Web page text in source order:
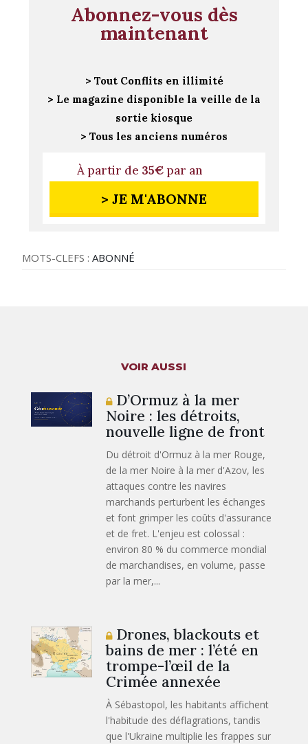
Abonnez-vous dès
maintenant
> Tout Conflits en illimité
> Le magazine disponible la veille de la
sortie kiosque
> Tous les anciens numéros
À partir de 35€par an
> JE M'ABONNE
MOTS-CLEFS :ABONNÉ
VOIR AUSSI
D’Ormuz à la mer
Noire : les détroits,
nouvelle ligne de front
Du détroit d'Ormuz à la mer Rouge,
de la mer Noire à la mer d'Azov, les
attaques contre les navires
marchands perturbent les échanges
et font grimper les coûts d'assurance
et de fret. L'enjeu est colossal :
environ 80 % du commerce mondial
de marchandises, en volume, passe
par la mer,...
Drones, blackouts et
bains de mer : l’été en
trompe-l’œil de la
Crimée annexée
À Sébastopol, les habitants affichent
l'habitude des déflagrations, tandis
que l'Ukraine multiplie les frappes sur